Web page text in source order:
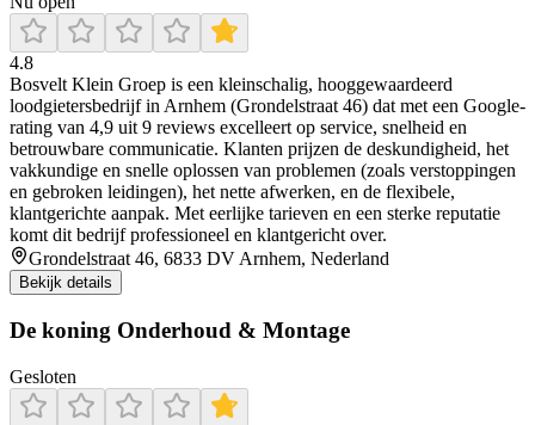
4.8
Bosvelt Klein Groep is een kleinschalig, hooggewaardeerd
loodgietersbedrijf in Arnhem (Grondelstraat 46) dat met een Google-
rating van 4,9 uit 9 reviews excelleert op service, snelheid en
betrouwbare communicatie. Klanten prijzen de deskundigheid, het
vakkundige en snelle oplossen van problemen (zoals verstoppingen
en gebroken leidingen), het nette afwerken, en de flexibele,
klantgerichte aanpak. Met eerlijke tarieven en een sterke reputatie
komt dit bedrijf professioneel en klantgericht over.
Grondelstraat 46, 6833 DV Arnhem, Nederland
Bekijk details
De koning Onderhoud & Montage
Gesloten